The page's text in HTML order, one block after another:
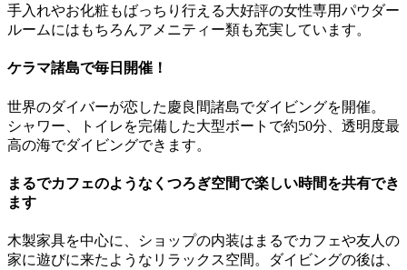
手入れやお化粧もばっちり行える大好評の女性専用パウダー
ルームにはもちろんアメニティー類も充実しています。
ケラマ諸島で毎日開催！
世界のダイバーが恋した慶良間諸島でダイビングを開催。
シャワー、トイレを完備した大型ボートで約50分、透明度最
高の海でダイビングできます。
まるでカフェのようなくつろぎ空間で楽しい時間を共有でき
ます
木製家具を中心に、ショップの内装はまるでカフェや友人の
家に遊びに来たようなリラックス空間。ダイビングの後は、